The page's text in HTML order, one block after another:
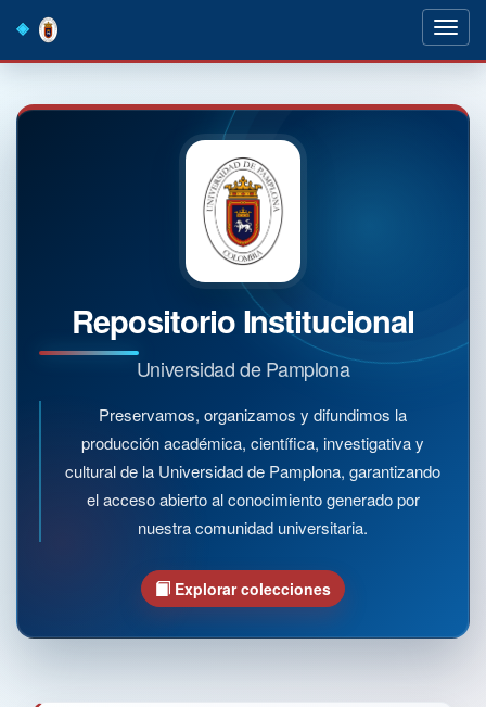
navigation
Repositorio Institucional
Universidad de Pamplona
Preservamos, organizamos y difundimos la
producción académica, científica, investigativa y
cultural de la Universidad de Pamplona, garantizando
el acceso abierto al conocimiento generado por
nuestra comunidad universitaria.
Explorar colecciones